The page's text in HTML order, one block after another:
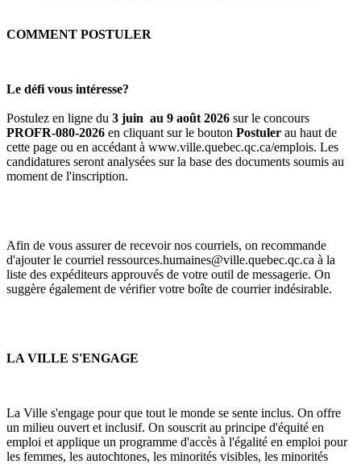
COMMENT POSTULER
Le défi vous intéresse?
Postulez en ligne du 3 juin au 9 août 2026 sur le concours
PROFR-080-2026 en cliquant sur le bouton Postuler au haut de
cette page ou en accédant à www.ville.quebec.qc.ca/emplois. Les
candidatures seront analysées sur la base des documents soumis au
moment de l'inscription.
Afin de vous assurer de recevoir nos courriels, on recommande
d'ajouter le courriel ressources.humaines@ville.quebec.qc.ca à la
liste des expéditeurs approuvés de votre outil de messagerie. On
suggère également de vérifier votre boîte de courrier indésirable.
LA VILLE S'ENGAGE
La Ville s'engage pour que tout le monde se sente inclus. On offre
un milieu ouvert et inclusif. On souscrit au principe d'équité en
emploi et applique un programme d'accès à l'égalité en emploi pour
les femmes, les autochtones, les minorités visibles, les minorités